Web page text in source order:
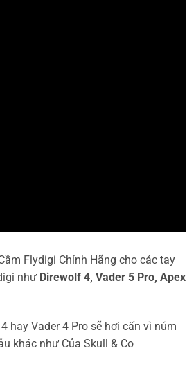
Flydigi Chính Hãng cho các tay
như Direwolf 4, Vader 5 Pro, Apex
hay Vader 4 Pro sẽ hơi cấn vì núm
khác như Của Skull & Co